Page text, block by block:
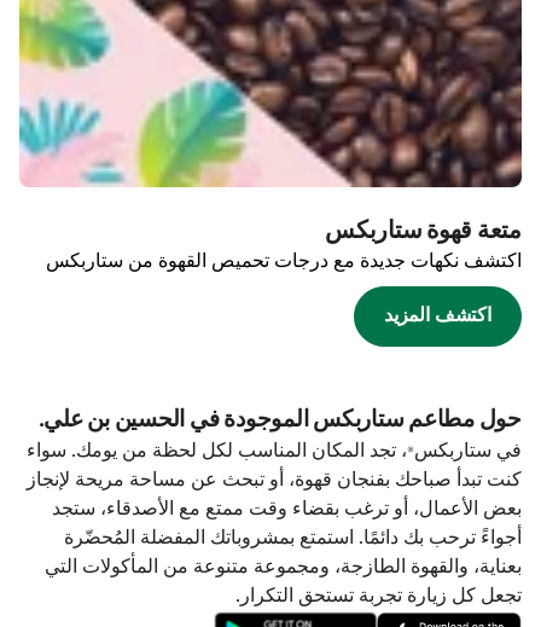
متعة قهوة ستاربكس
اكتشف نكهات جديدة مع درجات تحميص القهوة من ستاربكس
اكتشف المزيد
حول مطاعم ستاربكس الموجودة في الحسين بن علي.
في ستاربكس®، تجد المكان المناسب لكل لحظة من يومك. سواء
كنت تبدأ صباحك بفنجان قهوة، أو تبحث عن مساحة مريحة لإنجاز
بعض الأعمال، أو ترغب بقضاء وقت ممتع مع الأصدقاء، ستجد
أجواءً ترحب بك دائمًا. استمتع بمشروباتك المفضلة المُحضّرة
بعناية، والقهوة الطازجة، ومجموعة متنوعة من المأكولات التي
تجعل كل زيارة تجربة تستحق التكرار.